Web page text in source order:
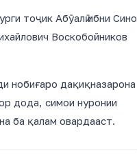
тоҷик Абӯалӣ ибни Сино
Воскобойников
нобиғаро дақиқназарона
дода, симои нуронии
ба қалам овардааст.